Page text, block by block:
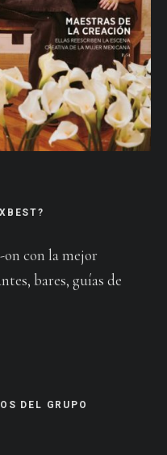
on con la mejor
bares, guías de
DEL GRUPO